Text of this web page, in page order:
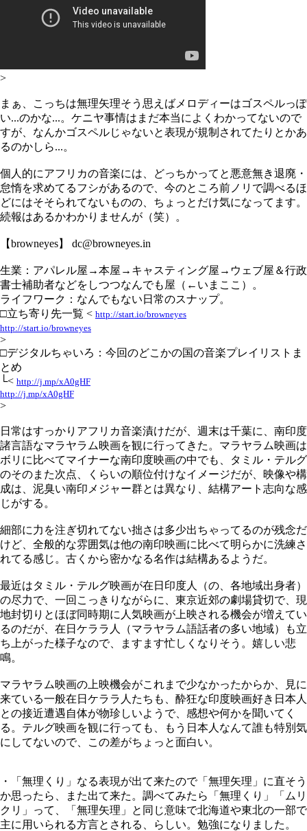
>
まぁ、こっちは無理矢理そう思えばメロディーはゴスペルっぽ
い...のかな...。ケニヤ事情はまだ本当によくわかってないので
すが、なんかゴスペルじゃないと表現が規制されてたりとかあ
るのかしら...。
個人的にアフリカの音楽には、どっちかってと悪意無き退廃・
怠惰を求めてるフシがあるので、今のところ前ノリで調べるほ
どにはそそられてないものの、ちょっとだけ気になってます。
続報はあるかわかりませんが（笑）。
【browneyes】 dc@browneyes.in
生業：アパレル屋→本屋→キャスティング屋→ウェブ屋＆行政
書士補助者などをしつつなんでも屋（←いまここ）。
ライフワーク：なんでもない日常のスナップ。
□立ち寄り先一覧 < http://start.io/browneyes
http://start.io/browneyes
>
□デジタルちゃいろ：今回のどこかの国の音楽プレイリストま
とめ
└< http://j.mp/xA0gHF
http://j.mp/xA0gHF
>
日常はすっかりアフリカ音楽漬けだが、週末は千葉に、南印度
諸言語なマラヤラム映画を観に行ってきた。マラヤラム映画は
ボリに比べてマイナーな南印度映画の中でも、タミル・テルグ
のそのまた次点、くらいの順位付けなイメージだが、映像や構
成は、泥臭い南印メジャー群とは異なり、結構アート志向な感
じがする。
細部に力を注ぎ切れてない拙さは多少出ちゃってるのが残念だ
けど、全般的な雰囲気は他の南印映画に比べて明らかに洗練さ
れてる感じ。古くから密かなる名作は結構あるようだ。
最近はタミル・テルグ映画が在日印度人（の、各地域出身者）
の尽力で、一回こっきりながらに、東京近郊の劇場貸切で、現
地封切りとほぼ同時期に人気映画が上映される機会が増えてい
るのだが、在日ケララ人（マラヤラム語話者の多い地域）も立
ち上がった様子なので、ますます忙しくなりそう。嬉しい悲
鳴。
マラヤラム映画の上映機会がこれまで少なかったからか、見に
来ている一般在日ケララ人たちも、酔狂な印度映画好き日本人
との接近遭遇自体が物珍しいようで、感想や何かを聞いてく
る。テルグ映画を観に行っても、もう日本人なんて誰も特別気
にしてないので、この差がちょっと面白い。
・「無理くり」なる表現が出て来たので「無理矢理」に直そう
か思ったら、また出て来た。調べてみたら「無理くり」「ムリ
クリ」って、「無理矢理」と同じ意味で北海道や東北の一部で
主に用いられる方言とされる、らしい。勉強になりました。